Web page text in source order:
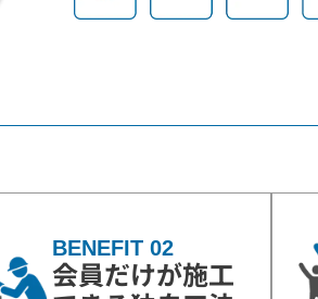
BENEFIT 02
会員だけが施工